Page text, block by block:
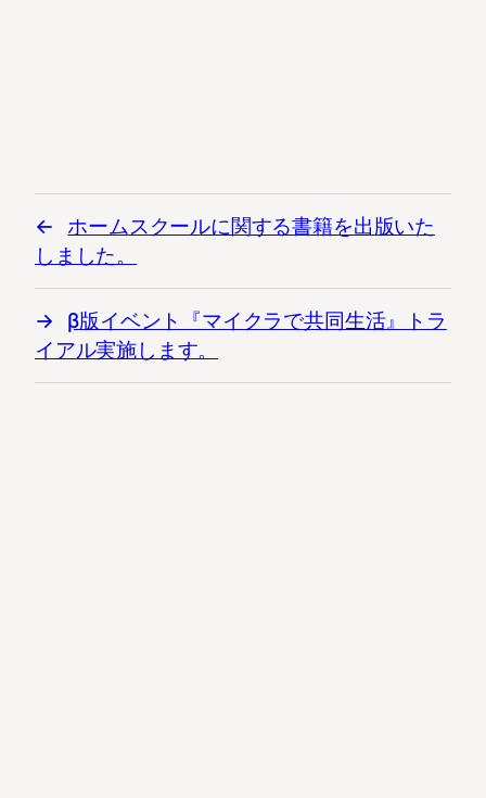
ホームスクールに関する書籍を出版いた
しました。
β版イベント『マイクラで共同生活』トラ
イアル実施します。